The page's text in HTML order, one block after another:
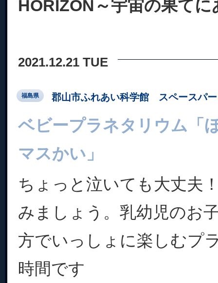
HORIZON～宇宙の果てに
2021.12.21 TUE
福島県 郡山市ふれあい科学館 スペースパ
ベビープラネタリウム「
マスかい」
ちょっと泣いても大丈夫
みましょう。乳幼児のお
方でいっしょに楽しむプ
時間です